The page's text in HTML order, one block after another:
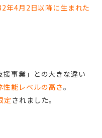
年4月2日以降に生まれた
事業」との大きな違い
性能レベルの高さ。
定 されました。